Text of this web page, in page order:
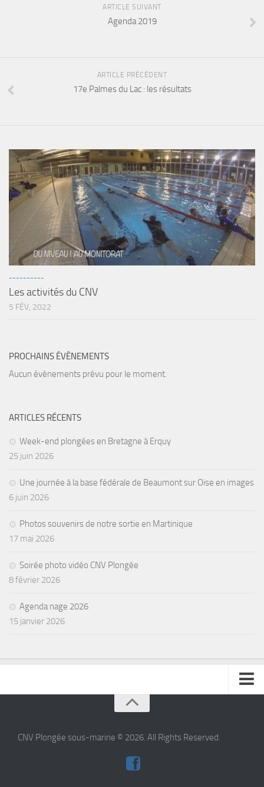
Sorties techniques
Sorties 2022
Sorties 2021
Sorties 2020
Sorties 2019
Sorties 2018
sorties 2017
Sorties 2016
Sorties 2015
Environnement et Biologie Sub
Formations
AUDIOVISUEL
Photo
Vidéo
Peinture
NAGE
Agenda
Résultats Compétitions
Section Matériel
ARTICLE SUIVANT
Agenda 2019
ARTICLE PRÉCÉDENT
17e Palmes du Lac : les résultats
----------
Les activités du CNV
5 FÉV, 2022
PROCHAINS ÉVÈNEMENTS
Aucun évènements prévu pour le moment.
ARTICLES RÉCENTS
Week-end plongées en Bretagne à Erquy
25 juin 2026
Une journée à la base fédérale de Beaumont sur Oise en images
6 juin 2026
Photos souvenirs de notre sortie en Martinique
17 mai 2026
Soirée photo vidéo CNV Plongée
8 février 2026
Agenda nage 2026
15 janvier 2026
CNV Plongée sous-marine © 2026. All Rights Reserved.